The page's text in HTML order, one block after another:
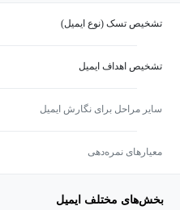
تشخیص تسک (نوع ایمیل)
تشخیص اهداف ایمیل
سایر مراحل برای نگارش ایمیل
معیارهای نمره‌دهی
بخش‌های مختلف ایمیل